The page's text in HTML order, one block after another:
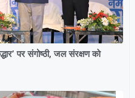
पर संगोष्ठी, जल संरक्षण को